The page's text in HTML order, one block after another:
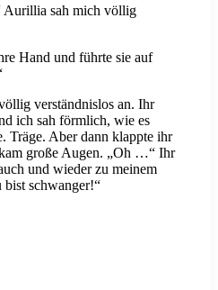
Aurillia sah mich völlig
Hand und führte sie auf
verständnislos an. Ihr
ich sah förmlich, wie es
Träge. Aber dann klappte ihr
große Augen. „Oh …“ Ihr
und wieder zu meinem
schwanger!“